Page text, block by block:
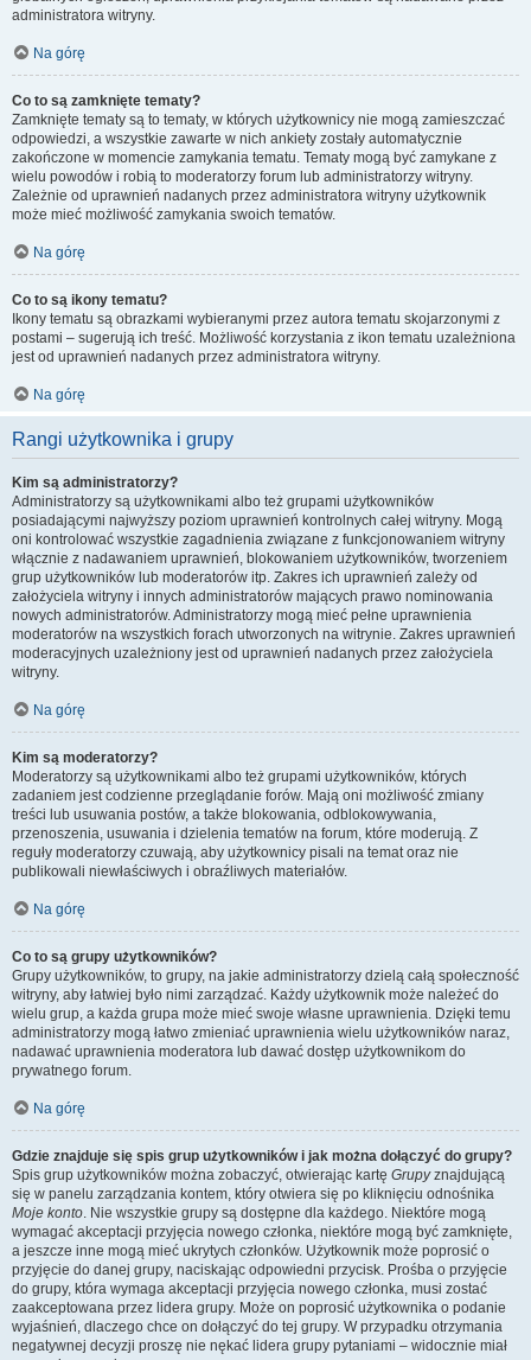
administratora witryny.
Na górę
Co to są zamknięte tematy?
Zamknięte tematy są to tematy, w których użytkownicy nie mogą zamieszczać
odpowiedzi, a wszystkie zawarte w nich ankiety zostały automatycznie
zakończone w momencie zamykania tematu. Tematy mogą być zamykane z
wielu powodów i robią to moderatorzy forum lub administratorzy witryny.
Zależnie od uprawnień nadanych przez administratora witryny użytkownik
może mieć możliwość zamykania swoich tematów.
Na górę
Co to są ikony tematu?
Ikony tematu są obrazkami wybieranymi przez autora tematu skojarzonymi z
postami – sugerują ich treść. Możliwość korzystania z ikon tematu uzależniona
jest od uprawnień nadanych przez administratora witryny.
Na górę
Rangi użytkownika i grupy
Kim są administratorzy?
Administratorzy są użytkownikami albo też grupami użytkowników
posiadającymi najwyższy poziom uprawnień kontrolnych całej witryny. Mogą
oni kontrolować wszystkie zagadnienia związane z funkcjonowaniem witryny
włącznie z nadawaniem uprawnień, blokowaniem użytkowników, tworzeniem
grup użytkowników lub moderatorów itp. Zakres ich uprawnień zależy od
założyciela witryny i innych administratorów mających prawo nominowania
nowych administratorów. Administratorzy mogą mieć pełne uprawnienia
moderatorów na wszystkich forach utworzonych na witrynie. Zakres uprawnień
moderacyjnych uzależniony jest od uprawnień nadanych przez założyciela
witryny.
Na górę
Kim są moderatorzy?
Moderatorzy są użytkownikami albo też grupami użytkowników, których
zadaniem jest codzienne przeglądanie forów. Mają oni możliwość zmiany
treści lub usuwania postów, a także blokowania, odblokowywania,
przenoszenia, usuwania i dzielenia tematów na forum, które moderują. Z
reguły moderatorzy czuwają, aby użytkownicy pisali na temat oraz nie
publikowali niewłaściwych i obraźliwych materiałów.
Na górę
Co to są grupy użytkowników?
Grupy użytkowników, to grupy, na jakie administratorzy dzielą całą społeczność
witryny, aby łatwiej było nimi zarządzać. Każdy użytkownik może należeć do
wielu grup, a każda grupa może mieć swoje własne uprawnienia. Dzięki temu
administratorzy mogą łatwo zmieniać uprawnienia wielu użytkowników naraz,
nadawać uprawnienia moderatora lub dawać dostęp użytkownikom do
prywatnego forum.
Na górę
Gdzie znajduje się spis grup użytkowników i jak można dołączyć do grupy?
Spis grup użytkowników można zobaczyć, otwierając kartę Grupyznajdującą
się w panelu zarządzania kontem, który otwiera się po kliknięciu odnośnika
Moje konto. Nie wszystkie grupy są dostępne dla każdego. Niektóre mogą
wymagać akceptacji przyjęcia nowego członka, niektóre mogą być zamknięte,
a jeszcze inne mogą mieć ukrytych członków. Użytkownik może poprosić o
przyjęcie do danej grupy, naciskając odpowiedni przycisk. Prośba o przyjęcie
do grupy, która wymaga akceptacji przyjęcia nowego członka, musi zostać
zaakceptowana przez lidera grupy. Może on poprosić użytkownika o podanie
wyjaśnień, dlaczego chce on dołączyć do tej grupy. W przypadku otrzymania
negatywnej decyzji proszę nie nękać lidera grupy pytaniami – widocznie miał